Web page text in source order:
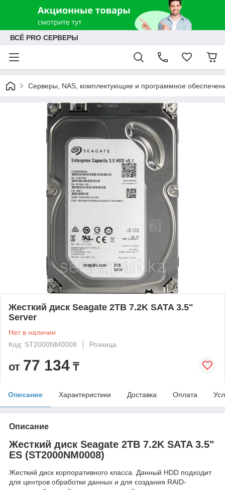
ВСЁ PRO СЕРВЕРЫ
Серверы, NAS, комплектующие и программное
Жесткий диск Seagate 2TB 7.2K SATA 3.5"
Server
Нет в наличии
Код: ST2000NM0008
Розница
от 77 134 ₸
Описание Характеристики Доставка Оплата
Описание
Жесткий диск Seagate 2TB 7.2K SATA 3.5"
ES (ST2000NM0008)
Жесткий диск корпоративного класса. Данный HDD подходит
для центров обработки данных и для создания RAID-